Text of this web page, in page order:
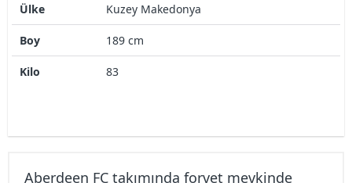
Ülke Kuzey Makedonya
Boy 189 cm
Kilo 83
Aberdeen FC takımında forvet mevkinde